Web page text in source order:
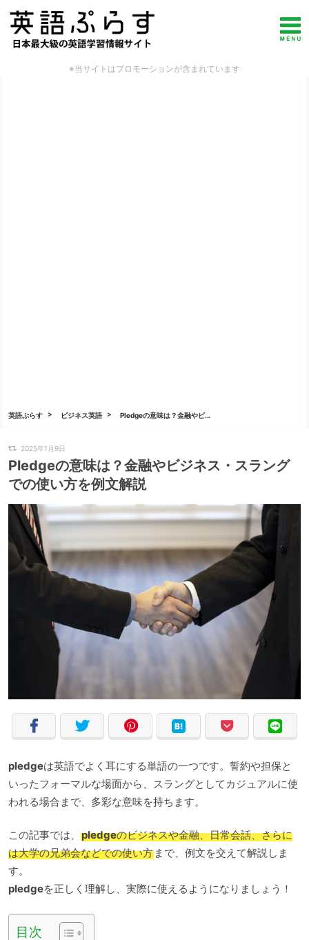
※当サイトはプロモーションが含まれています
英語ぷらす ビジネス英語 Pledgeの意味は？金融やビ...
2025年1月9日
Pledgeの意味は？金融やビジネス・スラング
での使い方を例文解説
pledgeは英語でよく耳にする単語の一つです。誓約や担保と
いったフォーマルな場面から、スラングとしてカジュアルに使
われる場合まで、多彩な意味を持ちます。
この記事では、 pledgeのビジネスや金融、日常会話、さらに
は大学の兄弟会などでの使い方まで、例文を交えて解説しま
す。
pledgeを正しく理解し、実際に使えるようになりましょう！
目次